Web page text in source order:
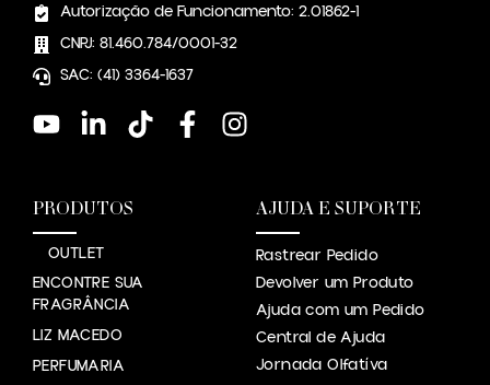
Autorização de Funcionamento: 2.01862-1
CNPJ: 81.460.784/0001-32
SAC: (41) 3364-1637
PRODUTOS
OUTLET
ENCONTRE SUA
FRAGRÂNCIA
LIZ MACEDO
PERFUMARIA
AJUDA E SUPORTE
Rastrear Pedido
Devolver um Produto
Ajuda com um Pedido
Central de Ajuda
Jornada Olfatíva